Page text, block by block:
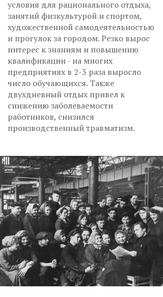
условия для рационального отдыха,
занятий физкультурой и спортом,
художественной самодеятельностью
и прогулок за городом. Резко вырос
интерес к знаниям и повышению
квалификации - на многих
предприятиях в 2-3 раза выросло
число обучающихся. Также
двухдневный отдых привел к
снижению заболеваемости
работников, снизился
производственный травматизм.